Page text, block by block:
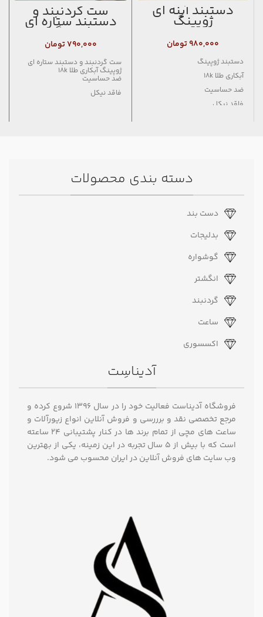
دستبند آینه ای
ژوپینگ
۹۸۰,۰۰۰تومان
دستبند ژوپینگ
آبکاری طلا 18k
ضد حساسیت
فاقد نیکل
ست گردنبند و
دستبند ستاره ای
ژوپینگ
۷۹۰,۰۰۰ تومان
ست گردنبند و دستبند ستاره ای
ژوپینگ آبکاری طلا 18k
ضد حساسیت
فاقد نیکل
دسته بندی محصولات
دست بند
بدلیجات
گوشواره
انگشتر
گردنبند
ساعت
اکسسوری
آدیناسِت
فروشگاه آدیناست فعالیت خود را در سال ۱۳۹۶ شروع کرده و
مرجع تخصصی نقد و برررسی و فروش آنلاین انواع زیورآلات و
ساعت های مچی از تمام برند ها در کنار پشتیبانی ۲۴ ساعته
است که با بیش از 5 سال تجربه در این زمینه، یکی از بهترین
وب سایت های فروش آنلاین در ایران محسوب می شود.